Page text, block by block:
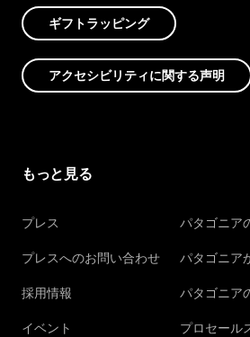
ギフトラッピング
アクセシビリティに関する声明
もっと見る
プレス
プレスへのお問い合わせ
採用情報
イベント
パタゴニア
パタゴニア
パタゴニア
プロセール